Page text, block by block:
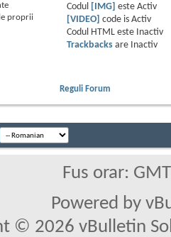
proprii
Codul
[IMG] este Activ
[VIDEO]
code is Activ
Codul HTML este
Inactiv
Trackbacksare
Inactiv
Reguli Forum
Fus orar:
Powered by
© 2026 vBulletin